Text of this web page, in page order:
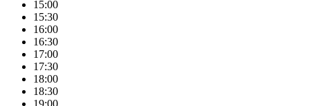
15:00
15:30
16:00
16:30
17:00
17:30
18:00
18:30
19:00